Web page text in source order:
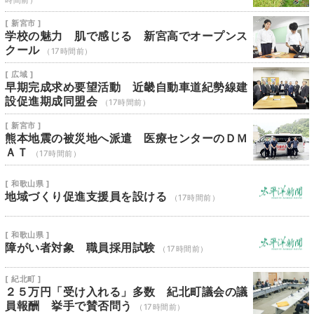
[ 新宮市 ]
学校の魅力 肌で感じる 新宮高でオープンス
クール
（17時間前）
[ 広域 ]
早期完成求め要望活動 近畿自動車道紀勢線建
設促進期成同盟会
（17時間前）
[ 新宮市 ]
熊本地震の被災地へ派遣 医療センターのＤＭ
ＡＴ
（17時間前）
[ 和歌山県 ]
地域づくり促進支援員を設ける （17時間前）
[ 和歌山県 ]
障がい者対象 職員採用試験 （17時間前）
[ 紀北町 ]
２５万円「受け入れる」多数 紀北町議会の議
員報酬 挙手で賛否問う
（17時間前）